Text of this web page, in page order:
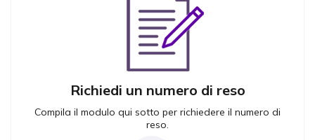
Richiedi un numero di reso
Compila il modulo qui sotto per richiedere il numero di
reso.